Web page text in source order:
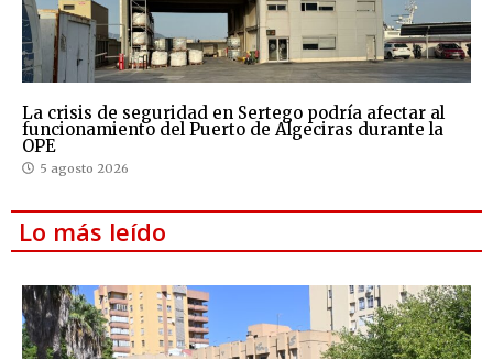
La crisis de seguridad en Sertego podría afectar al
funcionamiento del Puerto de Algeciras durante la
OPE
5 agosto 2026
Lo más leído